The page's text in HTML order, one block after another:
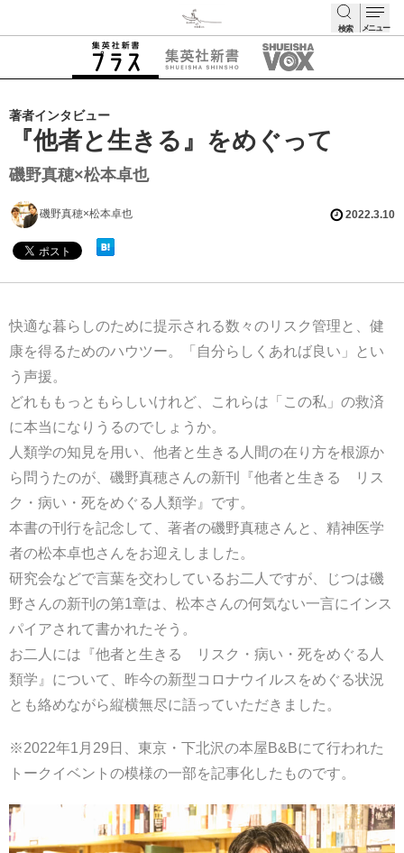
検索 メニュー
著者インタビュー
『他者と生きる』をめぐって
磯野真穂×松本卓也
磯野真穂×松本卓也 2022.3.10
快適な暮らしのために提示される数々のリスク管理と、健
康を得るためのハウツー。「自分らしくあれば良い」とい
う声援。
どれももっともらしいけれど、これらは「この私」の救済
に本当になりうるのでしょうか。
人類学の知見を用い、他者と生きる人間の在り方を根源か
ら問うたのが、磯野真穂さんの新刊『他者と生きる リス
ク・病い・死をめぐる人類学』です。
本書の刊行を記念して、著者の磯野真穂さんと、精神医学
者の松本卓也さんをお迎えしました。
研究会などで言葉を交わしているお二人ですが、じつは磯
野さんの新刊の第1章は、松本さんの何気ない一言にインス
パイアされて書かれたそう。
お二人には『他者と生きる リスク・病い・死をめぐる人
類学』について、昨今の新型コロナウイルスをめぐる状況
とも絡めながら縦横無尽に語っていただきました。
※2022年1月29日、東京・下北沢の本屋B&Bにて行われた
トークイベントの模様の一部を記事化したものです。